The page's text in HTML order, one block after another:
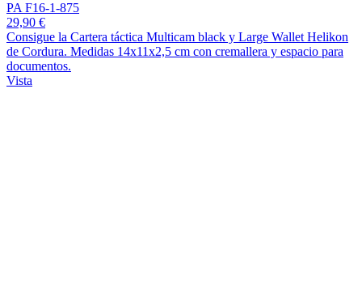
PA F16-1-875
29,90 €
Consigue la Cartera táctica Multicam black y Large Wallet Helikon
de Cordura. Medidas 14x11x2,5 cm con cremallera y espacio para
documentos.
Vista